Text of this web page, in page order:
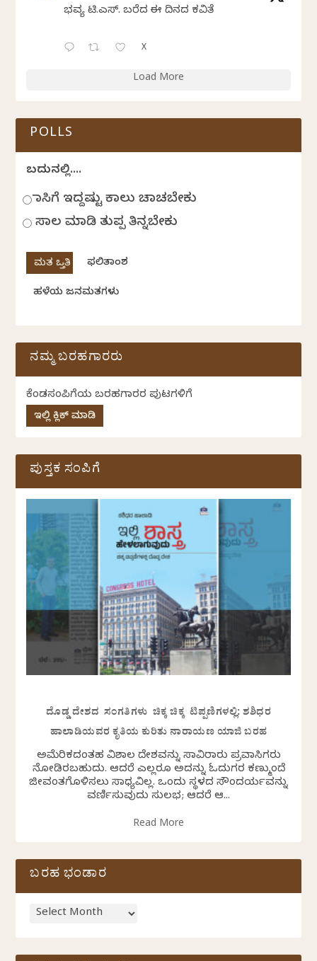
ಭವ್ಯ ಟಿ.ಎಸ್. ಬರೆದ ಈ ದಿನದ ಕವಿತೆ
X
Load More
POLLS
ಬದುಕಿನಲ್ಲಿ....
ಹಾಸಿಗೆ ಇದ್ದಷ್ಟು ಕಾಲು ಚಾಚಬೇಕು
ಸಾಲ ಮಾಡಿ ತುಪ್ಪ ತಿನ್ನಬೇಕು
ಫಲಿತಾಂಶ
ಹಳೆಯ ಜನಮತಗಳು
ನಮ್ಮ ಬರಹಗಾರರು
ಕೆಂಡಸಂಪಿಗೆಯ ಬರಹಗಾರರ ಪುಟಗಳಿಗೆ
ಇಲ್ಲಿ ಕ್ಲಿಕ್ ಮಾಡಿ
ಪುಸ್ತಕ ಸಂಪಿಗೆ
ದೊಡ್ಡ ದೇಶದ ಸಂಗತಿಗಳು ಚಿಕ್ಕ ಚಿಕ್ಕ ಟಿಪ್ಪಣಿಗಳಲ್ಲಿ: ಶಶಿಧರ
ಹಾಲಾಡಿಯವರ ಕೃತಿಯ ಕುರಿತು ನಾರಾಯಣ ಯಾಜಿ ಬರಹ
ಅಮೆರಿಕದಂತಹ ವಿಶಾಲ ದೇಶವನ್ನು ಸಾವಿರಾರು ಪ್ರವಾಸಿಗರು
ನೋಡಿರಬಹುದು. ಆದರೆ ಎಲ್ಲರೂ ಅದನ್ನು ಓದುಗರ ಕಣ್ಮುಂದೆ
ಜೀವಂತಗೊಳಿಸಲು ಸಾಧ್ಯವಿಲ್ಲ. ಒಂದು ಸ್ಥಳದ ಸೌಂದರ್ಯವನ್ನು
ವರ್ಣಿಸುವುದು ಸುಲಭ; ಆದರೆ ಆ...
Read More
ಬರಹ ಭಂಡಾರ